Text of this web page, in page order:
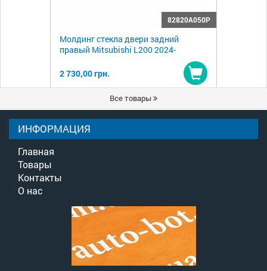
82820A050P
Молдинг стекла двери задний
правый Mitsubishi L200 2024-
2 730,00 грн.
Купить
Все товары
ИНФОРМАЦИЯ
Главная
Товары
Контакты
О нас